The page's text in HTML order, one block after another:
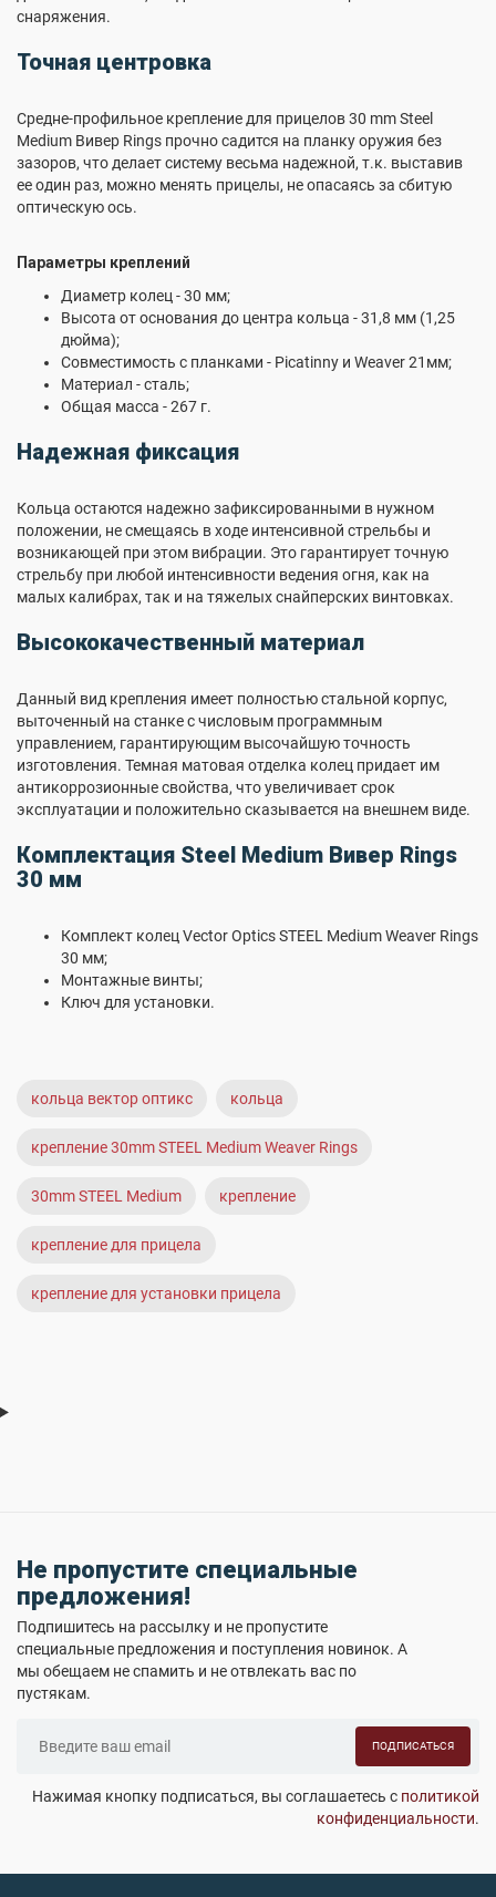
снаряжения.
Точная центровка
Средне-профильное крепление для прицелов 30 mm Steel
Medium Вивер Rings прочно садится на планку оружия без
зазоров, что делает систему весьма надежной, т.к. выставив
ее один раз, можно менять прицелы, не опасаясь за сбитую
оптическую ось.
Параметры креплений
Диаметр колец - 30 мм;
Высота от основания до центра кольца - 31,8 мм (1,25
дюйма);
Совместимость с планками - Picatinny и Weaver 21мм;
Материал - сталь;
Общая масса - 267 г.
Надежная фиксация
Кольца остаются надежно зафиксированными в нужном
положении, не смещаясь в ходе интенсивной стрельбы и
возникающей при этом вибрации. Это гарантирует точную
стрельбу при любой интенсивности ведения огня, как на
малых калибрах, так и на тяжелых снайперских винтовках.
Высококачественный материал
Данный вид крепления имеет полностью стальной корпус,
выточенный на станке с числовым программным
управлением, гарантирующим высочайшую точность
изготовления. Темная матовая отделка колец придает им
антикоррозионные свойства, что увеличивает срок
эксплуатации и положительно сказывается на внешнем виде.
Комплектация Steel Medium Вивер Rings
30 мм
Комплект колец Vector Optics STEEL Medium Weaver Rings
30 мм;
Монтажные винты;
Ключ для установки.
кольца вектор оптикс кольца
крепление 30mm STEEL Medium Weaver Rings
30mm STEEL Medium крепление
крепление для прицела
крепление для установки прицела
Не пропустите специальные
предложения!
Подпишитесь на рассылку и не пропустите
специальные предложения и поступления новинок. А
мы обещаем не спамить и не отвлекать вас по
пустякам.
ПОДПИСАТЬСЯ
Нажимая кнопку подписаться, вы соглашаетесь с политикой
конфиденциальности.